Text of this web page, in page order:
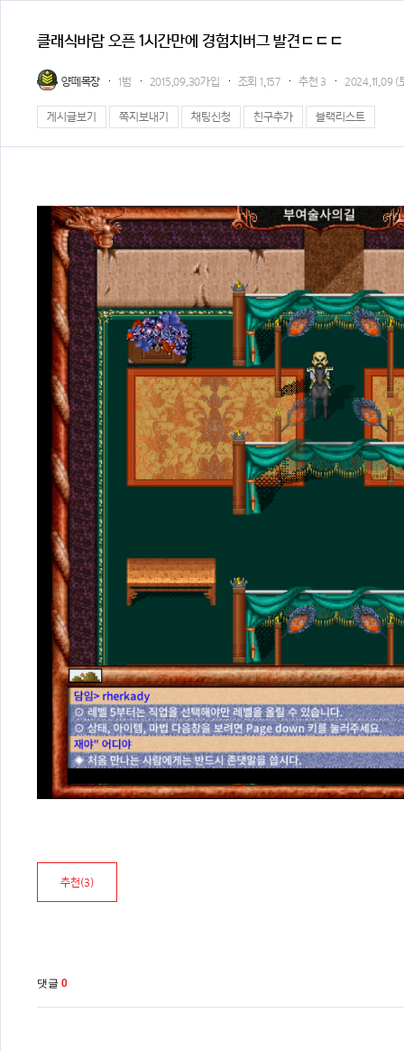
클래식바람 오픈 1시간만에 경험치버그 발견ㄷㄷㄷ
양떼목장 1범 2015.09.30가입 조회 1,157 추천3 2024.11.09 (
게시글보기 쪽지보내기 채팅신청 친구추가 블랙리스트
추천(3)
댓글 0